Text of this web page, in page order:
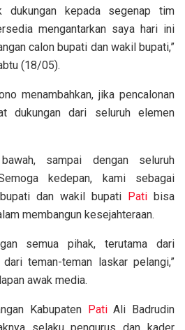
dukungan kepada segenap tim
mengantarkan saya hari ini
calon bupati dan wakil bupati,”
(18/05).
menambahkan, jika pencalonan
dukungan dari seluruh elemen
sampai dengan seluruh
kedepan, kami sebagai
dan wakil bupati Pati bisa
membangun kesejahteraan.
semua pihak, terutama dari
teman-teman laskar pelangi,”
awak media.
Kabupaten PatiAli Badrudin